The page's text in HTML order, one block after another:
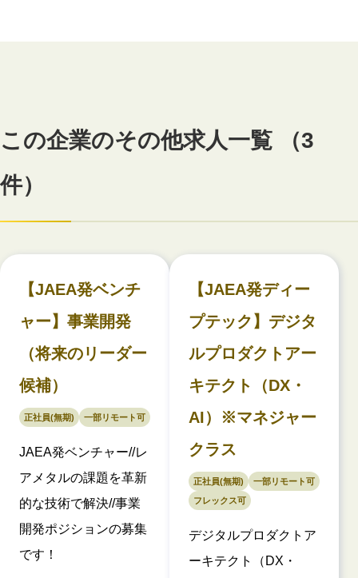
この企業のその他求人一覧 （3
件）
【JAEA発ベンチ
ャー】事業開発
（将来のリーダー
候補）
正社員(無期) 一部リモート可
JAEA発ベンチャー//レ
アメタルの課題を革新
的な技術で解決//事業
開発ポジションの募集
です！
【JAEA発ディー
プテック】デジタ
ルプロダクトアー
キテクト（DX・
AI）※マネジャー
クラス
正社員(無期)
一部リモート可
フレックス可
デジタルプロダクトア
ーキテクト（DX・